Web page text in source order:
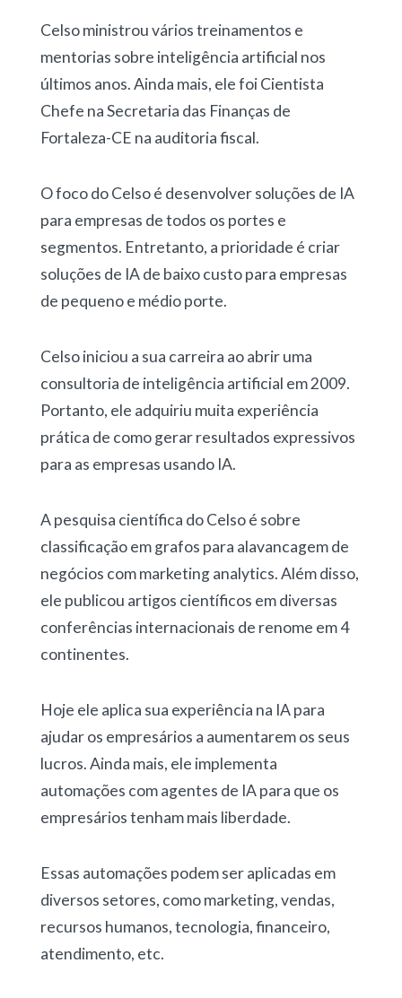
Celso ministrou vários treinamentos e
mentorias sobre inteligência artificial nos
últimos anos. Ainda mais, ele foi Cientista
Chefe na Secretaria das Finanças de
Fortaleza-CE na auditoria fiscal.
O foco do Celso é desenvolver soluções de IA
para empresas de todos os portes e
segmentos. Entretanto, a prioridade é criar
soluções de IA de baixo custo para empresas
de pequeno e médio porte.
Celso iniciou a sua carreira ao abrir uma
consultoria de inteligência artificial em 2009.
Portanto, ele adquiriu muita experiência
prática de como gerar resultados expressivos
para as empresas usando IA.
A pesquisa científica do Celso é sobre
classificação em grafos para alavancagem de
negócios com marketing analytics. Além disso,
ele publicou artigos científicos em diversas
conferências internacionais de renome em 4
continentes.
Hoje ele aplica sua experiência na IA para
ajudar os empresários a aumentarem os seus
lucros. Ainda mais, ele implementa
automações com agentes de IA para que os
empresários tenham mais liberdade.
Essas automações podem ser aplicadas em
diversos setores, como marketing, vendas,
recursos humanos, tecnologia, financeiro,
atendimento, etc.